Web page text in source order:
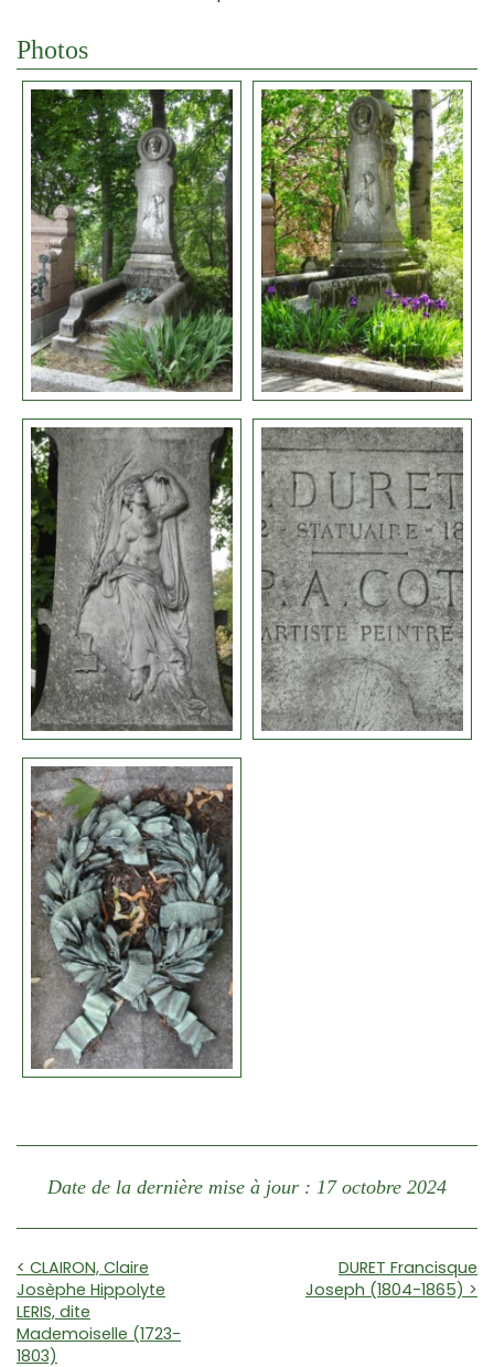
Photos
Date de la dernière mise à jour : 17 octobre 2024
< CLAIRON, Claire
Josèphe Hippolyte
LERIS, dite
Mademoiselle (1723-
1803)
DURET Francisque
Joseph (1804-1865) >